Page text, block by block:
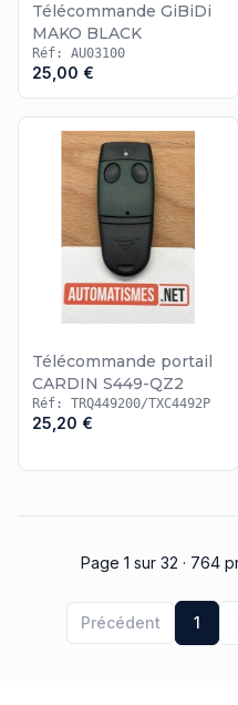
Télécommande GiBiDi
MAKO BLACK
Réf: AU03100
25,00 €
Télécommande portail
CARDIN S449-QZ2
Réf: TRQ449200/TXC4492P
25,20 €
Page 1 sur 32 · 764
Précédent 1